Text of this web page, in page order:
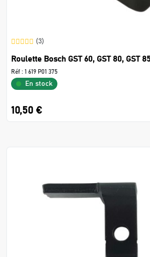
(3)
Roulette Bosch GST 60, GST 80, GST
Réf : 1 619 P01 375
En stock
10,50 €